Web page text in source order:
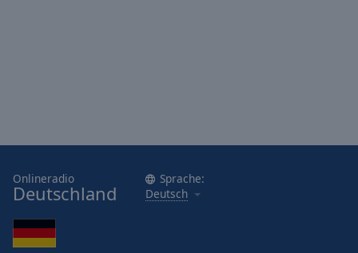
Onlineradio
Deutschland
Sprache:
Deutsch